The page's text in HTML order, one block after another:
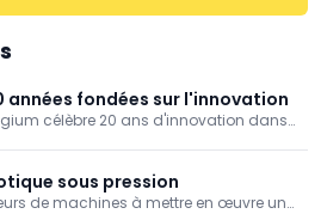
années fondées sur l'innovation
célèbre 20 ans d'innovation dans
locale et une vision à long
l'industrie.
sous pression
de machines à mettre en œuvre une